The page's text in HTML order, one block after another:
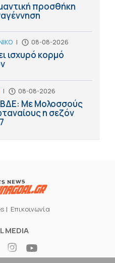
προσθήκη
| 08-08-2026
ισχυρό κορμό
| 08-08-2026
Με Μολοσσούς
η σεζόν
Επικοινωνία
MEDIA